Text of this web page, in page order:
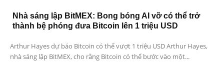
Nhà sáng lập BitMEX: Bong bóng AI vỡ có thể trở
thành bệ phóng đưa Bitcoin lên 1 triệu USD
Arthur Hayes dự báo Bitcoin có thể vượt 1 triệu USD Arthur Hayes,
nhà sáng lập BitMEX, cho rằng Bitcoin có thể bước vào một...